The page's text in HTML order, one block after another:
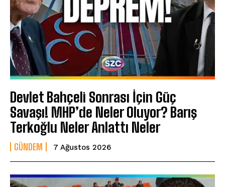
Devlet Bahçeli Sonrası İçin Güç
Savaşı! MHP’de Neler Oluyor? Barış
Terkoğlu Neler Anlattı Neler
GÜNDEM 7 Ağustos 2026